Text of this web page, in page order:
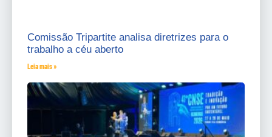
Comissão Tripartite analisa diretrizes para o
trabalho a céu aberto
Leia mais »